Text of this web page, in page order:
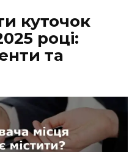
куточок
році:
та